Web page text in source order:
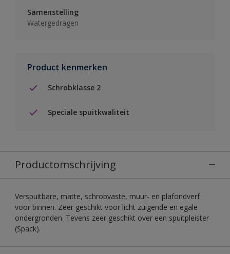
Samenstelling
Watergedragen
Product kenmerken
Schrobklasse 2
Speciale spuitkwaliteit
Productomschrijving
Verspuitbare, matte, schrobvaste, muur- en plafondverf
voor binnen. Zeer geschikt voor licht zuigende en egale
ondergronden. Tevens zeer geschikt over een spuitpleister
(Spack).